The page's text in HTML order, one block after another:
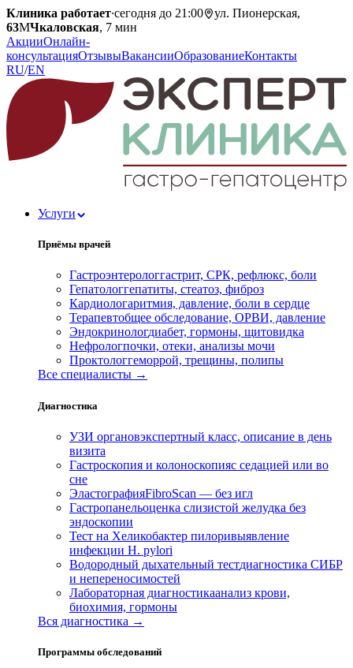
Клиника работает·сегодня до 21:00
ул. Пионерская,
63МЧкаловская, 7 мин
АкцииОнлайн-
консультацияОтзывыВакансииОбразованиеКонтакты
RU/EN
Услуги
Приёмы врачей
Гастроэнтерологгастрит, СРК, рефлюкс, боли
Гепатологгепатиты, стеатоз, фиброз
Кардиологаритмия, давление, боли в сердце
Терапевтобщее обследование, ОРВИ, давление
Эндокринологдиабет, гормоны, щитовидка
Нефрологпочки, отеки, анализы мочи
Проктологгеморрой, трещины, полипы
Все специалисты →
Диагностика
УЗИ органовэкспертный класс, описание в день
визита
Гастроскопия и колоноскопияс седацией или во
сне
ЭластографияFibroScan — без игл
Гастропанельоценка слизистой желудка без
эндоскопии
Тест на Хеликобактер пилоривыявление
инфекции H. pylori
Водородный дыхательный тестдиагностика СИБР
и непереносимостей
Лабораторная диагностикаанализ крови,
биохимия, гормоны
Вся диагностика →
Программы обследований